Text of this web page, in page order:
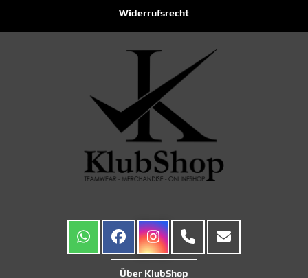
Widerrufsrecht
Über KlubShop